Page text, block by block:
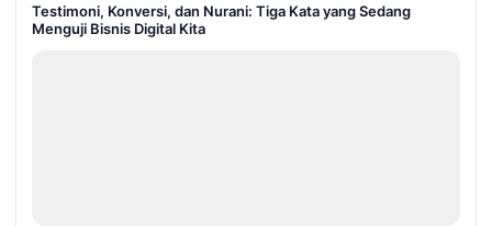
Testimoni, Konversi, dan Nurani: Tiga Kata yang Sedang
Menguji Bisnis Digital Kita